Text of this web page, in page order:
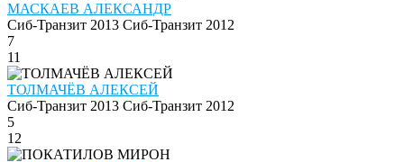
МАСКАЕВ АЛЕКСАНДР
Сиб-Транзит 2013 Сиб-Транзит 2012
7
11
ТОЛМАЧЁВ АЛЕКСЕЙ
Сиб-Транзит 2013 Сиб-Транзит 2012
5
12